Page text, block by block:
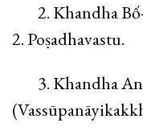
2. Khandha
2. Poṣadhavastu.
3. Khandha